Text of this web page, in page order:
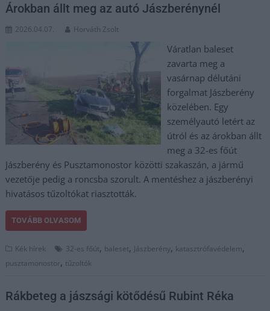
Árokban állt meg az autó Jászberénynél
2026.04.07. Horváth Zsolt
Váratlan baleset
zavarta meg a
vasárnap délutáni
forgalmat Jászberény
közelében. Egy
személyautó letért az
útról és az árokban állt
meg a 32-es főút
Jászberény és Pusztamonostor közötti szakaszán, a jármű
vezetője pedig a roncsba szorult. A mentéshez a jászberényi
hivatásos tűzoltókat riasztották.
TOVÁBB OLVASOM
Kék hírek 32-es főút, baleset, Jászberény, katasztrófavédelem,
pusztamonostor, tűzoltók
Rákbeteg a jászsági kötődésű Rubint Réka